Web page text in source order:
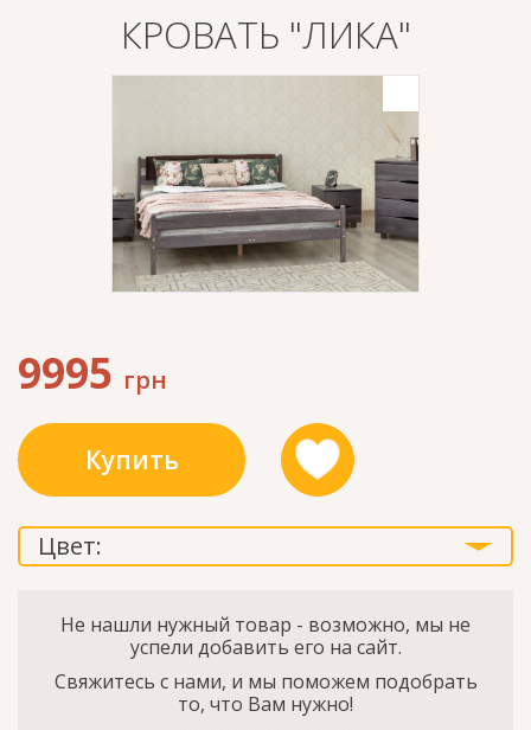
КРОВАТЬ "ЛИКА"
9995 грн
Купить
Цвет:
Не нашли нужный товар - возможно, мы не
успели добавить его на сайт.
Свяжитесь с нами, и мы поможем подобрать
то, что Вам нужно!